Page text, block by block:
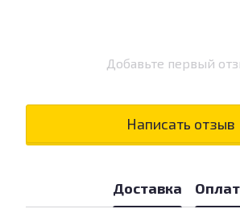
Добавьте первый
Написать отзыв
Доставка